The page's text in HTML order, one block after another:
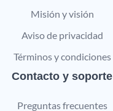
Misión y visión
Aviso de privacidad
Términos y condiciones
Contacto y soporte
Preguntas frecuentes